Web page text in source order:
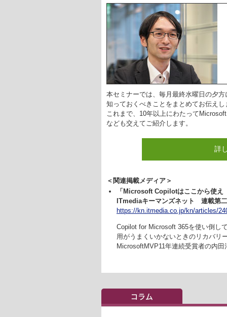
本セミナーでは、毎月最終水曜日の夕
知っておくべきことをまとめてお伝えし
これまで、10年以上にわたって
なども交えてご紹介します。
詳
＜関連掲載メディア＞
「Microsoft Copilotはここから使
ITmediaキーマンズネット 連載第
https://kn.itmedia.co.jp/kn/articles/
Copilot for Microsoft 365を使い倒し
用がうまくいかないときのリカバリ
MicrosoftMVP11年連続受賞者の内